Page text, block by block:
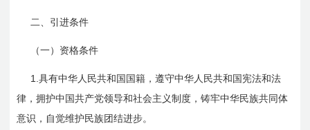
二、引进条件
（一）资格条件
1.具有中华人民共和国国籍，遵守中华人民共和国宪法和法
律，拥护中国共产党领导和社会主义制度，铸牢中华民族共同体
意识，自觉维护民族团结进步。